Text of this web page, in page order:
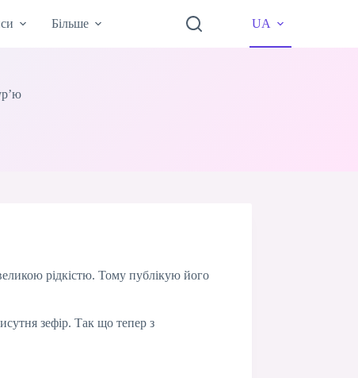
Більше UA
рідкістю. Тому публікую його
зефір. Так що тепер з